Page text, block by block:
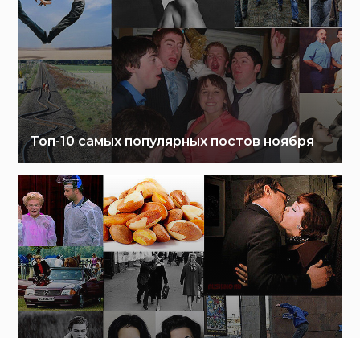
Топ-10 самых популярных постов ноября